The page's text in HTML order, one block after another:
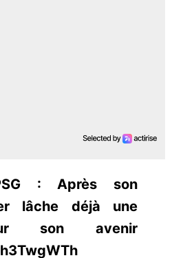
: Après son
lâche déjà une
son avenir